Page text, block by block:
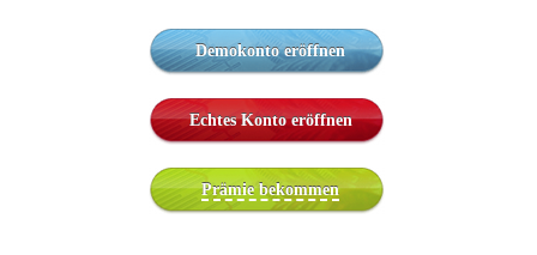
Demokonto eröffnen
Echtes Konto eröffnen
Prämie bekommen